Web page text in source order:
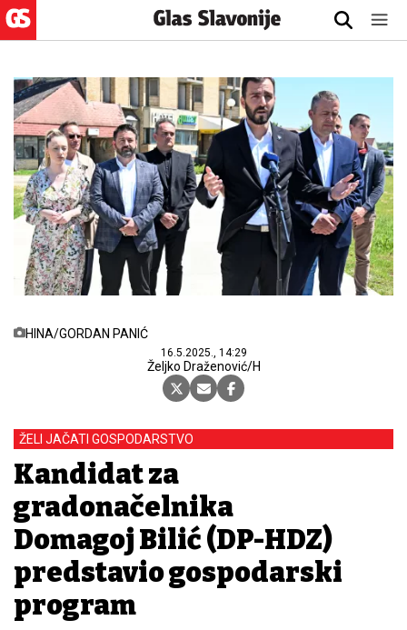
HINA/GORDAN PANIĆ
16.5.2025., 14:29
Željko Draženović/H
ŽELI JAČATI GOSPODARSTVO
Kandidat za
gradonačelnika
Domagoj Bilić (DP-HDZ)
predstavio gospodarski
program